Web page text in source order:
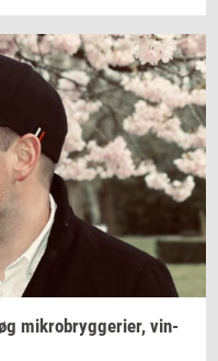
mi­kro­bryg­ge­ri­er, vin­